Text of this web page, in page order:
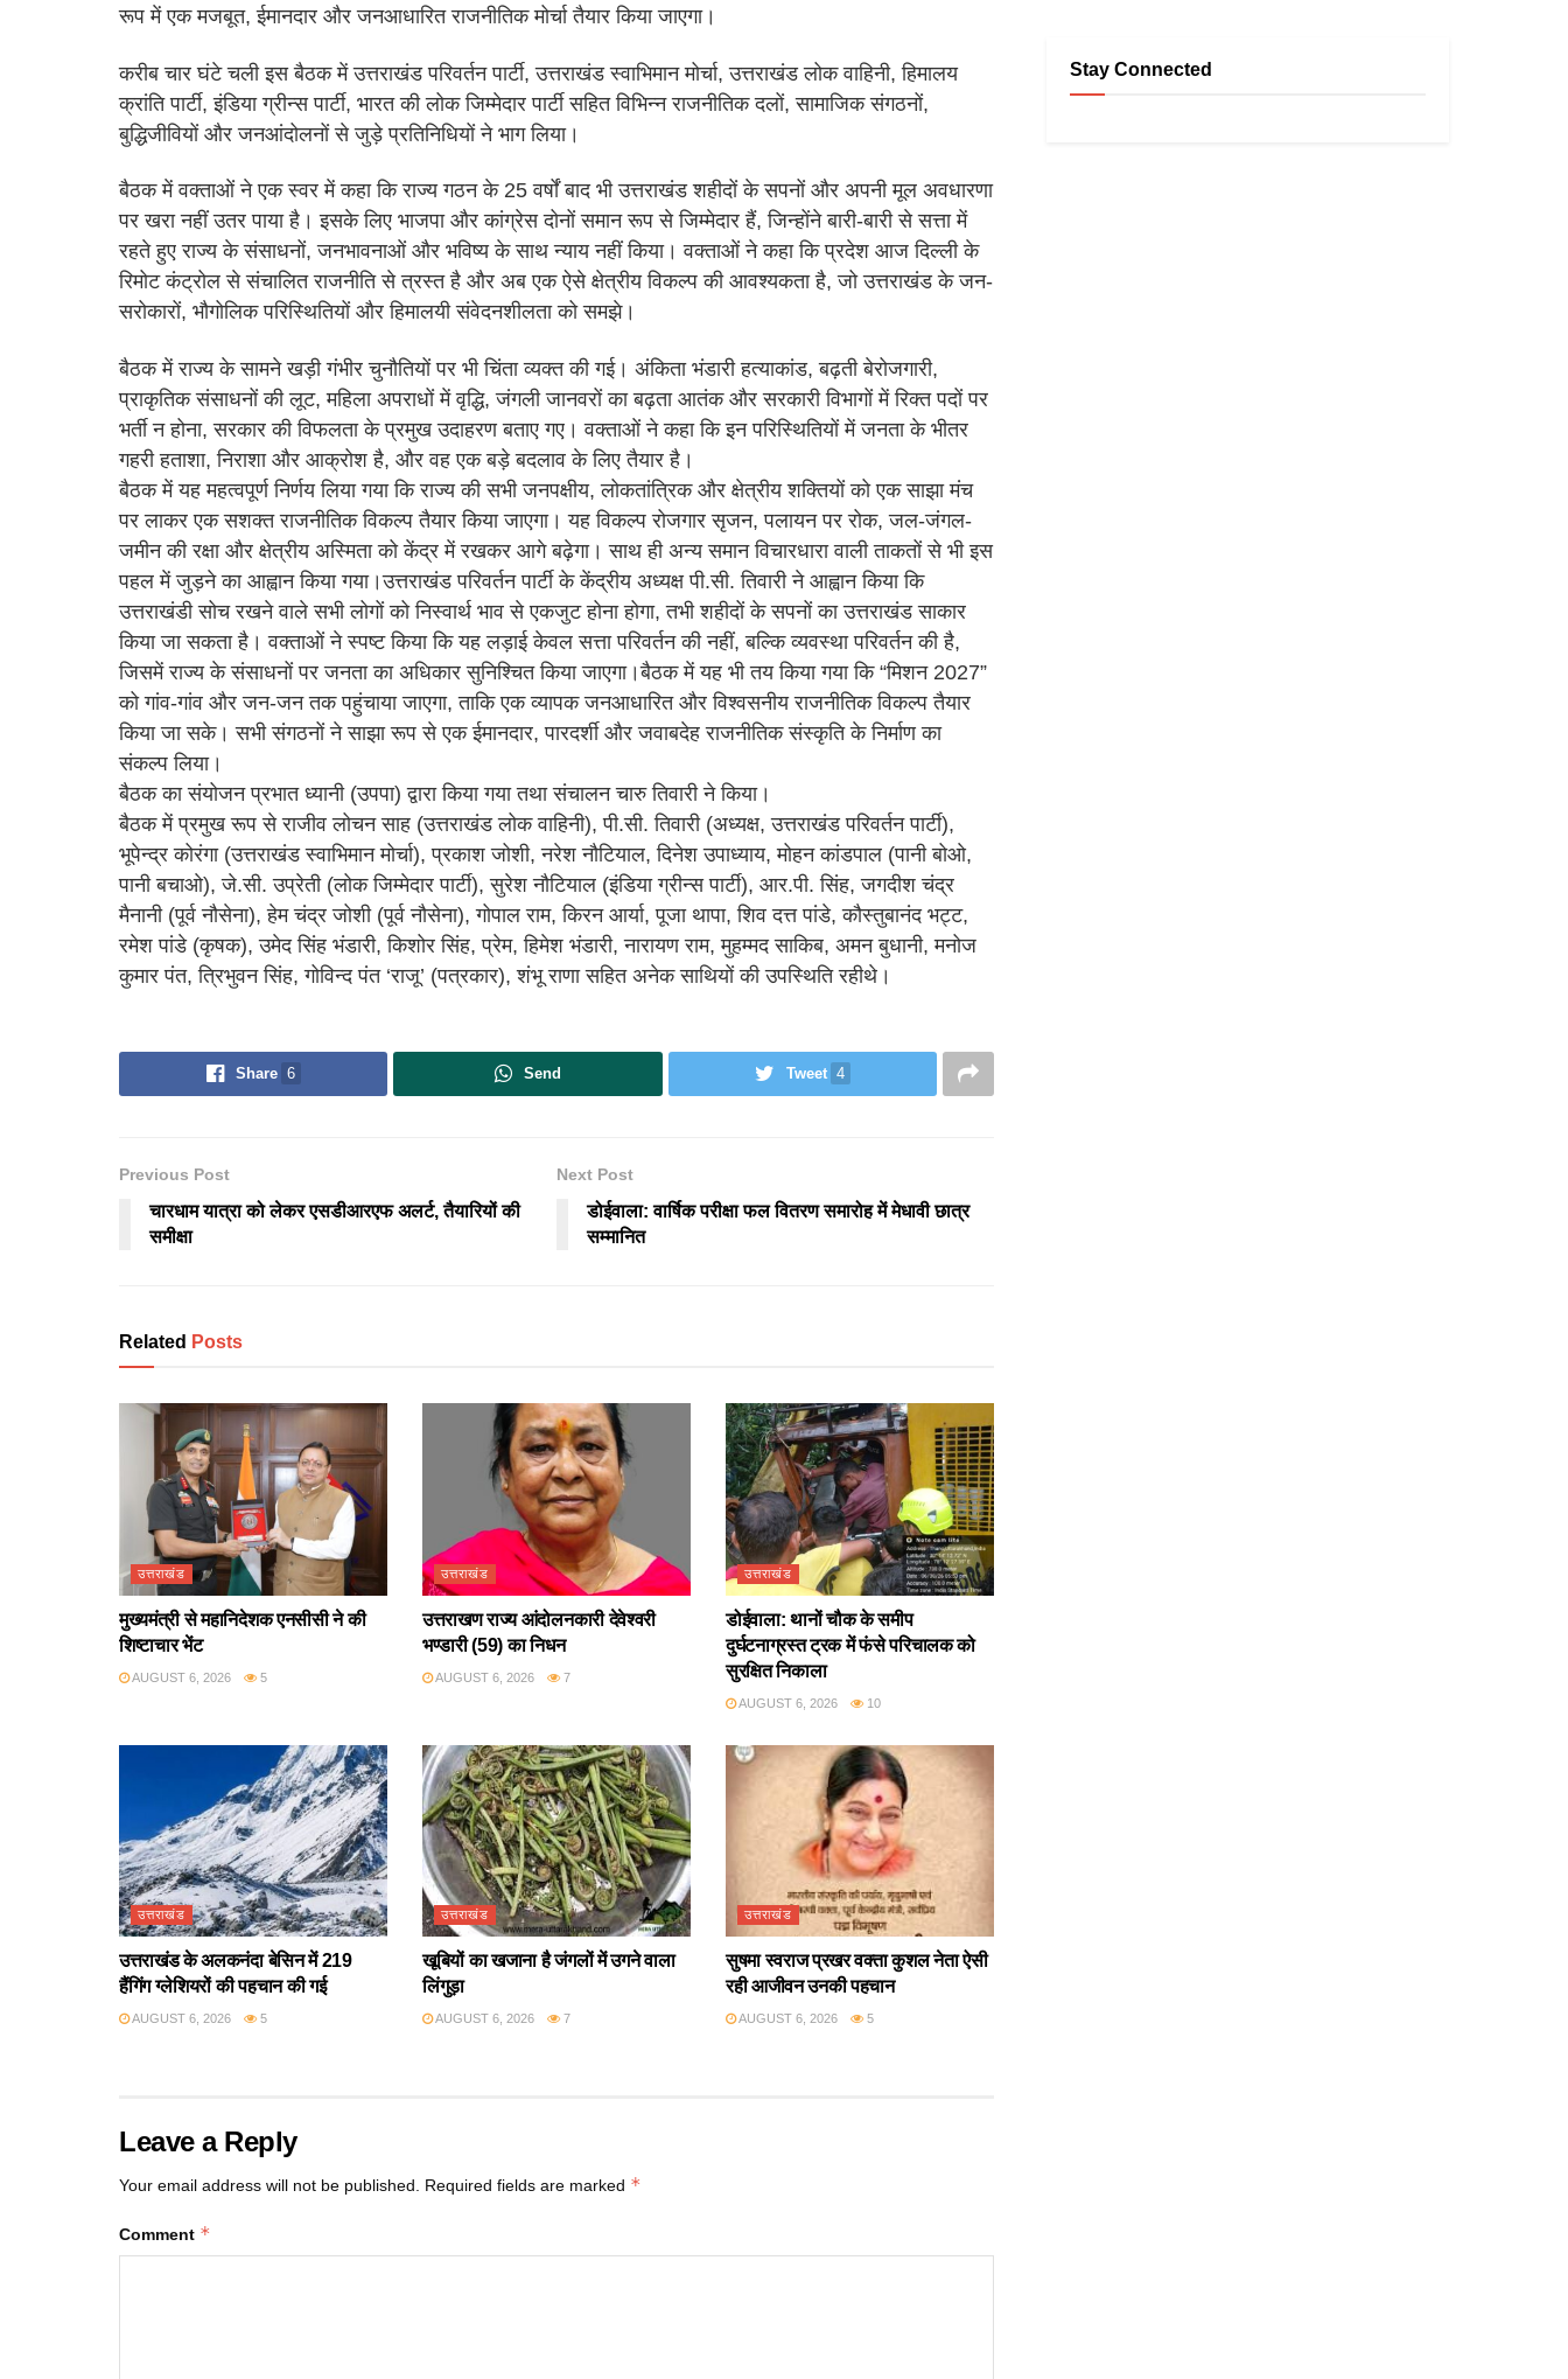
रूप में एक मजबूत, ईमानदार और जनआधारित राजनीतिक मोर्चा तैयार किया जाएगा।
करीब चार घंटे चली इस बैठक में उत्तराखंड परिवर्तन पार्टी, उत्तराखंड स्वाभिमान मोर्चा, उत्तराखंड लोक वाहिनी, हिमालय
क्रांति पार्टी, इंडिया ग्रीन्स पार्टी, भारत की लोक जिम्मेदार पार्टी सहित विभिन्न राजनीतिक दलों, सामाजिक संगठनों,
बुद्धिजीवियों और जनआंदोलनों से जुड़े प्रतिनिधियों ने भाग लिया।
बैठक में वक्ताओं ने एक स्वर में कहा कि राज्य गठन के 25 वर्षों बाद भी उत्तराखंड शहीदों के सपनों और अपनी मूल अवधारणा
पर खरा नहीं उतर पाया है। इसके लिए भाजपा और कांग्रेस दोनों समान रूप से जिम्मेदार हैं, जिन्होंने बारी-बारी से सत्ता में
रहते हुए राज्य के संसाधनों, जनभावनाओं और भविष्य के साथ न्याय नहीं किया। वक्ताओं ने कहा कि प्रदेश आज दिल्ली के
रिमोट कंट्रोल से संचालित राजनीति से त्रस्त है और अब एक ऐसे क्षेत्रीय विकल्प की आवश्यकता है, जो उत्तराखंड के जन-
सरोकारों, भौगोलिक परिस्थितियों और हिमालयी संवेदनशीलता को समझे।
बैठक में राज्य के सामने खड़ी गंभीर चुनौतियों पर भी चिंता व्यक्त की गई। अंकिता भंडारी हत्याकांड, बढ़ती बेरोजगारी,
प्राकृतिक संसाधनों की लूट, महिला अपराधों में वृद्धि, जंगली जानवरों का बढ़ता आतंक और सरकारी विभागों में रिक्त पदों पर
भर्ती न होना, सरकार की विफलता के प्रमुख उदाहरण बताए गए। वक्ताओं ने कहा कि इन परिस्थितियों में जनता के भीतर
गहरी हताशा, निराशा और आक्रोश है, और वह एक बड़े बदलाव के लिए तैयार है।
बैठक में यह महत्वपूर्ण निर्णय लिया गया कि राज्य की सभी जनपक्षीय, लोकतांत्रिक और क्षेत्रीय शक्तियों को एक साझा मंच
पर लाकर एक सशक्त राजनीतिक विकल्प तैयार किया जाएगा। यह विकल्प रोजगार सृजन, पलायन पर रोक, जल-जंगल-
जमीन की रक्षा और क्षेत्रीय अस्मिता को केंद्र में रखकर आगे बढ़ेगा। साथ ही अन्य समान विचारधारा वाली ताकतों से भी इस
पहल में जुड़ने का आह्वान किया गया।उत्तराखंड परिवर्तन पार्टी के केंद्रीय अध्यक्ष पी.सी. तिवारी ने आह्वान किया कि
उत्तराखंडी सोच रखने वाले सभी लोगों को निस्वार्थ भाव से एकजुट होना होगा, तभी शहीदों के सपनों का उत्तराखंड साकार
किया जा सकता है। वक्ताओं ने स्पष्ट किया कि यह लड़ाई केवल सत्ता परिवर्तन की नहीं, बल्कि व्यवस्था परिवर्तन की है,
जिसमें राज्य के संसाधनों पर जनता का अधिकार सुनिश्चित किया जाएगा।बैठक में यह भी तय किया गया कि “मिशन 2027”
को गांव-गांव और जन-जन तक पहुंचाया जाएगा, ताकि एक व्यापक जनआधारित और विश्वसनीय राजनीतिक विकल्प तैयार
किया जा सके। सभी संगठनों ने साझा रूप से एक ईमानदार, पारदर्शी और जवाबदेह राजनीतिक संस्कृति के निर्माण का
संकल्प लिया।
बैठक का संयोजन प्रभात ध्यानी (उपपा) द्वारा किया गया तथा संचालन चारु तिवारी ने किया।
बैठक में प्रमुख रूप से राजीव लोचन साह (उत्तराखंड लोक वाहिनी), पी.सी. तिवारी (अध्यक्ष, उत्तराखंड परिवर्तन पार्टी),
भूपेन्द्र कोरंगा (उत्तराखंड स्वाभिमान मोर्चा), प्रकाश जोशी, नरेश नौटियाल, दिनेश उपाध्याय, मोहन कांडपाल (पानी बोओ,
पानी बचाओ), जे.सी. उप्रेती (लोक जिम्मेदार पार्टी), सुरेश नौटियाल (इंडिया ग्रीन्स पार्टी), आर.पी. सिंह, जगदीश चंद्र
मैनानी (पूर्व नौसेना), हेम चंद्र जोशी (पूर्व नौसेना), गोपाल राम, किरन आर्या, पूजा थापा, शिव दत्त पांडे, कौस्तुबानंद भट्ट,
रमेश पांडे (कृषक), उमेद सिंह भंडारी, किशोर सिंह, प्रेम, हिमेश भंडारी, नारायण राम, मुहम्मद साकिब, अमन बुधानी, मनोज
कुमार पंत, त्रिभुवन सिंह, गोविन्द पंत ‘राजू’ (पत्रकार), शंभू राणा सहित अनेक साथियों की उपस्थिति रही‌थे।
Share 6 Send Tweet 4
Previous Post
चारधाम यात्रा को लेकर एसडीआरएफ अलर्ट, तैयारियों की
समीक्षा
Next Post
डोईवाला: वार्षिक परीक्षा फल वितरण समारोह में मेधावी छात्र
सम्मानित
Related Posts
उत्तराखंड
मुख्यमंत्री से महानिदेशक एनसीसी ने की
शिष्टाचार भेंट
AUGUST 6, 2026 5
उत्तराखंड
उत्तराखण राज्य आंदोलनकारी देवेश्वरी
भण्डारी (59) का निधन
AUGUST 6, 2026 7
उत्तराखंड
डोईवाला: थानों चौक के समीप
दुर्घटनाग्रस्त ट्रक में फंसे परिचालक को
सुरक्षित निकाला
AUGUST 6, 2026 10
उत्तराखंड
उत्तराखंड के अलकनंदा बेसिन में 219
हैंगिंग ग्लेशियरों की पहचान की गई
AUGUST 6, 2026 5
उत्तराखंड
खूबियों का खजाना है जंगलों में उगने वाला
लिंगुड़ा
AUGUST 6, 2026 7
उत्तराखंड
सुषमा स्वराज प्रखर वक्ता कुशल नेता ऐसी
रही आजीवन उनकी पहचान
AUGUST 6, 2026 5
Leave a Reply
Your email address will not be published. Required fields are marked *
Comment *
Stay Connected